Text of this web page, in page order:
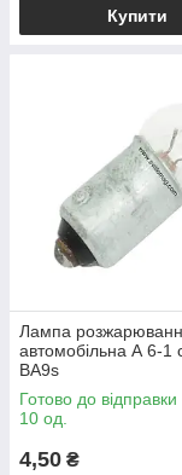
Купити
Лампа
автомобільна А 6-
BA9s
Готово до
10 од.
4,50 ₴